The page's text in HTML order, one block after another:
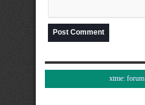
xtme: forum